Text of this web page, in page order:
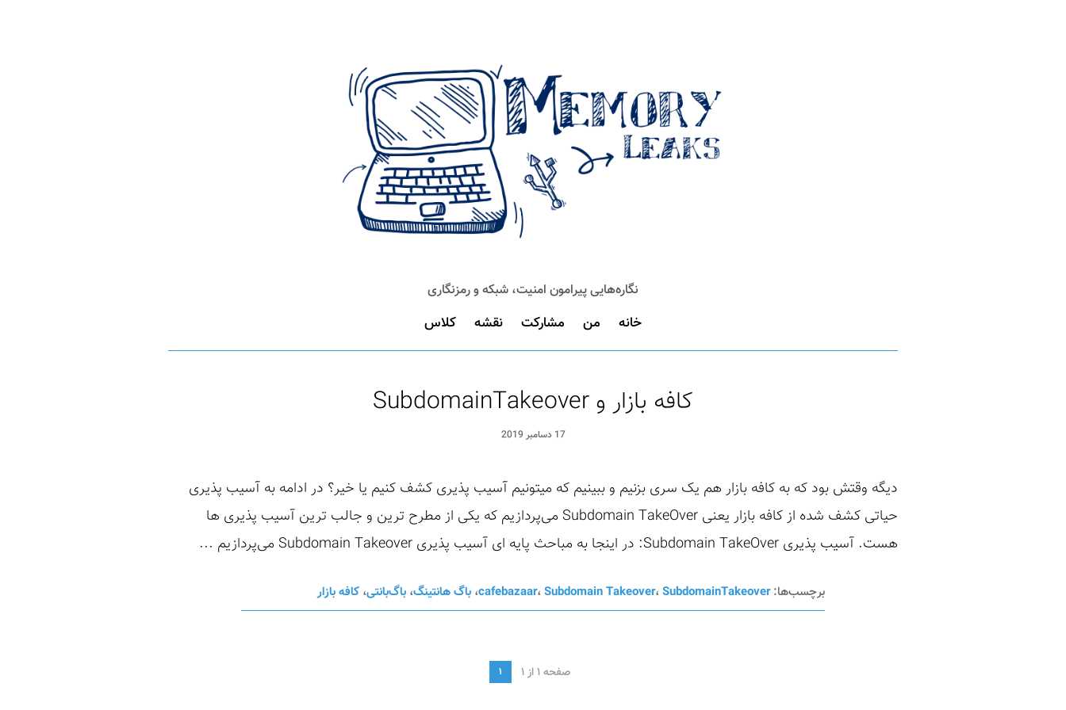
نگاره‌هایی پیرامون امنیت، شبکه و رمزنگاری
خانه من مشارکت نقشه کلاس
کافه بازار و SubdomainTakeover
17 دسامبر 2019
دیگه وقتش بود که به کافه بازار هم یک سری بزنیم و ببینیم که میتونیم آسیب پذیری کشف کنیم یا خیر؟ در ادامه به آسیب پذیری
حیاتی کشف شده از کافه بازار یعنی Subdomain TakeOver می‌پردازیم که یکی از مطرح ترین و جالب ترین آسیب پذیری ها
هست. آسیب پذیری Subdomain TakeOver: در اینجا به مباحث پایه ای آسیب پذیری Subdomain Takeover می‌پردازیم ...
برچسب‌ها: cafebazaar، Subdomain Takeover، SubdomainTakeover ، باگ هانتینگ، باگ‌بانتی، کافه بازار
صفحه 1 از 1 1